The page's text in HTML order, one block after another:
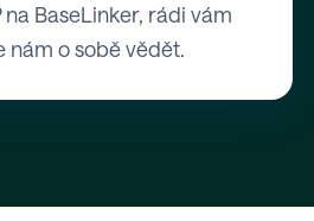
na BaseLinker, rádi vám
nám o sobě vědět.